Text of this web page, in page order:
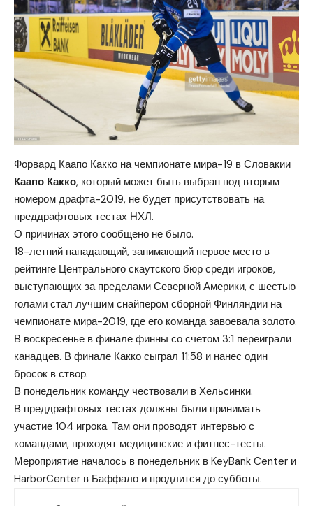
Форвард Каапо Какко на чемпионате мира-19 в Словакии
Каапо Какко, который может быть выбран под вторым
номером драфта-2019, не будет присутствовать на
преддрафтовых тестах НХЛ.
О причинах этого сообщено не было.
18-летний нападающий, занимающий первое место в
рейтинге Центрального скаутского бюр среди игроков,
выступающих за пределами Северной Америки, с шестью
голами стал лучшим снайпером сборной Финляндии на
чемпионате мира-2019, где его команда завоевала золото.
В воскресенье в финале финны со счетом 3:1 переиграли
канадцев. В финале Какко сыграл 11:58 и нанес один
бросок в створ.
В понедельник команду чествовали в Хельсинки.
В преддрафтовых тестах должны были принимать
участие 104 игрока. Там они проводят интервью с
командами, проходят медицинские и фитнес-тесты.
Мероприятие началось в понедельник в KeyBank Center и
HarborCenter в Баффало и продлится до субботы.